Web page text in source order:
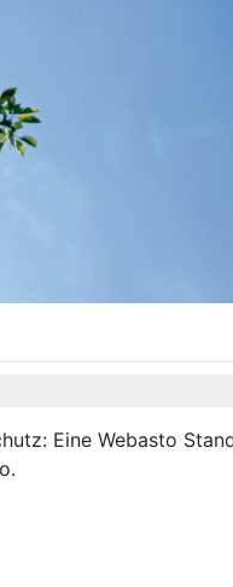
Eine Webasto